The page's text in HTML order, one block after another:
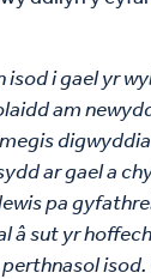
isod i gael yr
am
ar gael a
pa
â sut yr